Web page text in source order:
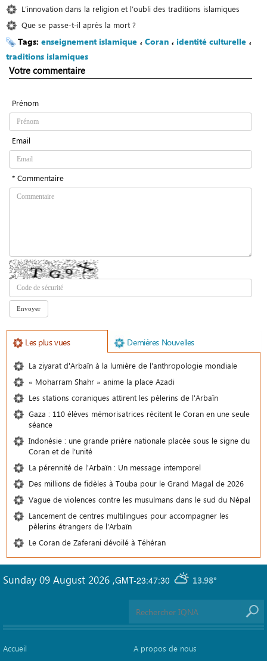
L’innovation dans la religion et l’oubli des traditions islamiques
Que se passe-t-il après la mort ?
Tags: enseignement islamique ، Coran ، identité culturelle ،
traditions islamiques
Votre commentaire
Prénom
Email
* Commentaire
Les plus vues Demiéres Nouvelles
La ziyarat d'Arbaïn à la lumière de l'anthropologie mondiale
« Moharram Shahr » anime la place Azadi
Les stations coraniques attirent les pèlerins de l'Arbaïn
Gaza : 110 élèves mémorisatrices récitent le Coran en une seule
séance
Indonésie : une grande prière nationale placée sous le signe du
Coran et de l’unité
La pérennité de l'Arbaïn : Un message intemporel
Des millions de fidèles à Touba pour le Grand Magal de 2026
Vague de violences contre les musulmans dans le sud du Népal
Lancement de centres multilingues pour accompagner les
pèlerins étrangers de l'Arbaïn
Le Coran de Zaferani dévoilé à Téhéran
GMT-23:47:30 13.98°
Sunday 09 August 2026 ,
Accueil
A propos de nous